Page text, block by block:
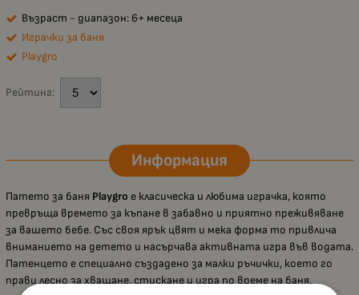
Възраст - диапазон: 6+ месеца
Играчки за баня
Playgro
Рейтинг:
Информация
Патето за баня Playgro е класическа и любима играчка, която
превръща времето за къпане в забавно и приятно преживяване
за вашето бебе. Със своя ярък цвят и мека форма то привлича
вниманието на детето и насърчава активната игра във водата.
Патенцето е специално създадено за малки ръчички, което го
прави лесно за хващане, стискане и игра по време на баня.